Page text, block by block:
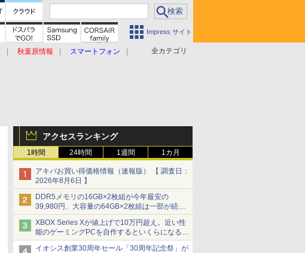
Impress サイト
全カテゴリ
秋葉原情報
スマートフォン
アクセスランキング
1時間 24時間 1週間 1カ月
アキバお買い得価格情報（速報版） 【 調査日：
2026年8月6日 】
DDR5メモリの16GB×2枚組が今年最安の
39,980円、大容量の64GB×2枚組は一部が続騰
[8月前半のメモリ価格]
XBOX Series Xが値上げで10万円超え。近い性
能のゲーミングPCを自作するといくらになる？
【石田賀津男の『酒の肴にPCゲーム』】
イオシス創業30周年セール「30周年記念祭」が